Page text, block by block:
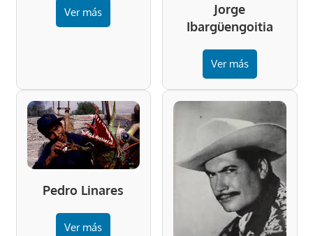
Ver más
Jorge
Ibargüengoitia
Ver más
Pedro Linares
Ver más